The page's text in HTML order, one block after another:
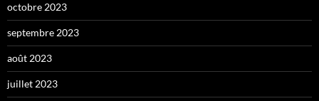
octobre 2023
septembre 2023
août 2023
juillet 2023